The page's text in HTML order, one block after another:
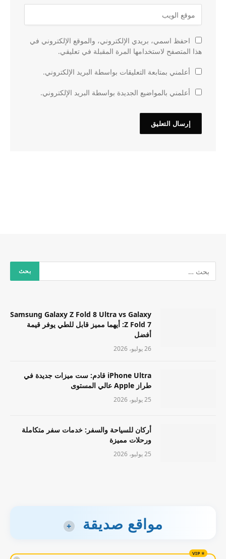
احفظ اسمي، بريدي الإلكتروني، والموقع الإلكتروني في
هذا المتصفح لاستخدامها المرة المقبلة في تعليقي.
أعلمني بمتابعة التعليقات بواسطة البريد الإلكتروني.
أعلمني بالمواضيع الجديدة بواسطة البريد الإلكتروني.
Samsung Galaxy Z Fold 8 Ultra vs Galaxy
Z Fold 7: أيهما مميز قابل للطي يوفر قيمة
أفضل
26 يوليو، 2026
iPhone Ultra قادم: ست ميزات جديدة في
طراز Apple عالي المستوى
25 يوليو، 2026
أركان للسياحة والسفر: خدمات سفر متكاملة
ورحلات مميزة
25 يوليو، 2026
مواقع صديقة +